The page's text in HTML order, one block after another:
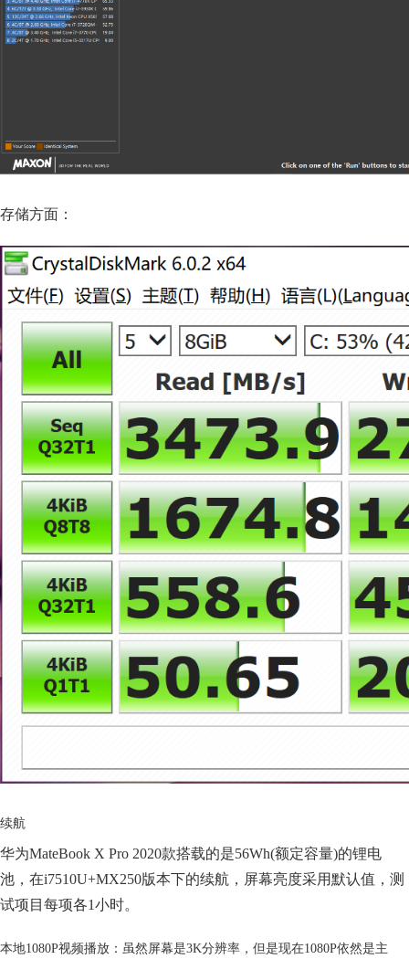
存储方面：
续航
华为MateBook X Pro 2020款搭载的是56Wh(额定容量)的锂电
池，在i7510U+MX250版本下的续航，屏幕亮度采用默认值，测
试项目每项各1小时。
本地1080P视频播放：虽然屏幕是3K分辨率，但是现在1080P依然是主